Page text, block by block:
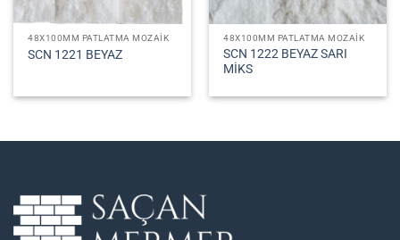
48X100MM PATLATMA MOZAIK
SCN 1221 BEYAZ
48X100MM PATLATMA MOZAIK
SCN 1222 BEYAZ SARI
MİKS